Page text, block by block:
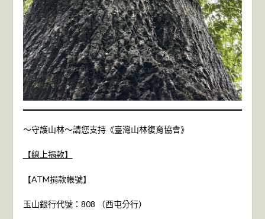
～守護山林～請您支持《臺灣山林復育協會》
【線上捐款】
【ATM捐款帳號】
玉山銀行代號：808 （西屯分行）